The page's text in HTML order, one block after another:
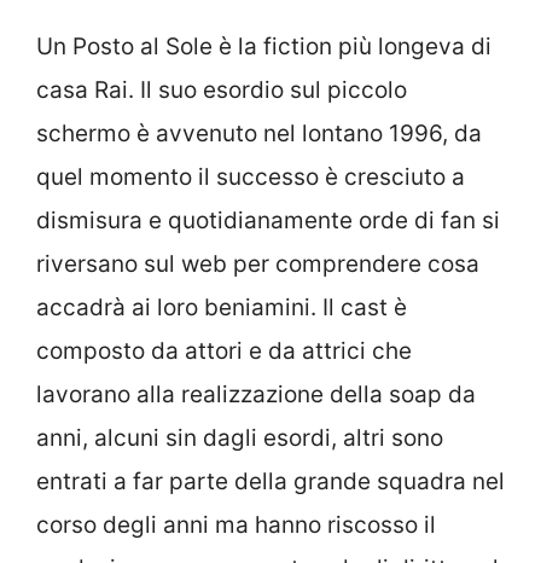
Un Posto al Sole è la fiction più longeva di
casa Rai. Il suo esordio sul piccolo
schermo è avvenuto nel lontano 1996, da
quel momento il successo è cresciuto a
dismisura e quotidianamente orde di fan si
riversano sul web per comprendere cosa
accadrà ai loro beniamini. Il cast è
composto da attori e da attrici che
lavorano alla realizzazione della soap da
anni, alcuni sin dagli esordi, altri sono
entrati a far parte della grande squadra nel
corso degli anni ma hanno riscosso il